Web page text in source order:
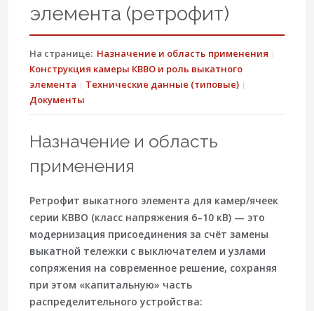
элемента (ретрофит)
На странице: Назначение и область применения
Конструкция камеры КВВО и роль выкатного
элемента
Технические данные (типовые)
Документы
Назначение и область
применения
Ретрофит выкатного элемента для камер/ячеек
серии КВВО (класс напряжения 6–10 кВ) — это
модернизация присоединения за счёт замены
выкатной тележки с выключателем и узлами
сопряжения на современное решение, сохраняя
при этом «капитальную» часть
распределительного устройства: